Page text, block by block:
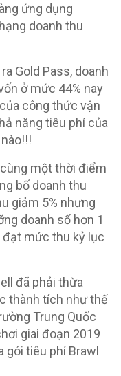
ứng dụng
doanh thu
Gold Pass, doanh
ở mức 44% nay
công thức vận
năng tiêu phí của
một thời điểm
bố doanh thu
giảm 5% nhưng
doanh số hơn 1
đạt mức thu kỷ lục
đã phải thừa
thành tích như thế
Trung Quốc
giai đoạn 2019
gói tiêu phí Brawl